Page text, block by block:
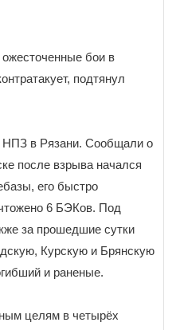
бои в
подтянул
в Рязани. Сообщали о
после взрыва начался
его быстро
6 БЭКов. Под
за прошедшие сутки
Курскую и Брянскую
и раненые.
целям в четырёх